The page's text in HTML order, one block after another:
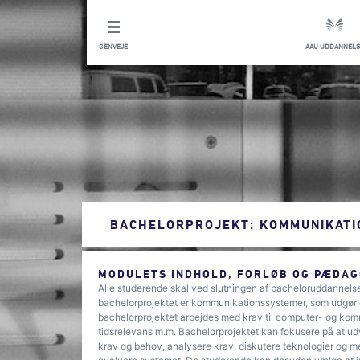
GENVEJE AAU
BACHELORPROJEKT:
MODULETS INDHOLD, FORLØB OG
Alle studerende skal ved slutningen af
bachelorprojektet er kommunikationssystemer, som
bachelorprojektet arbejdes med krav til computer- og
tidsrelevans m.m. Bachelorprojektet kan fokusere på at
krav og behov, analysere krav, diskutere teknologier og